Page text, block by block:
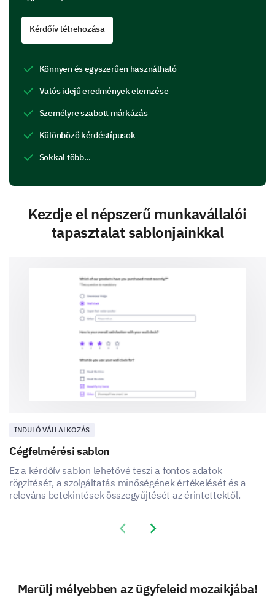
Kérdőív létrehozása
Könnyen és egyszerűen használható
Valós idejű eredmények elemzése
Személyre szabott márkázás
Különböző kérdéstípusok
Sokkal több...
Kezdje el népszerű munkavállalói
tapasztalat sablonjainkkal
INDULÓ VÁLLALKOZÁS
Cégfelmérési sablon
Ez a kérdőív sablon lehetővé teszi a fontos adatok
rögzítését, a szolgáltatás minőségének értékelését és a
releváns betekintések összegyűjtését az érintettektől.
Previous slide
Next slide
Merülj mélyebben az ügyfeleid mozaikjába!